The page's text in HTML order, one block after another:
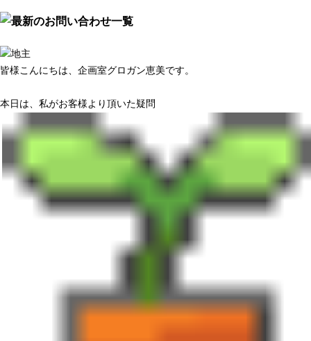
皆様こんにちは、企画室グロガン恵美です。
本日は、私がお客様より頂いた疑問